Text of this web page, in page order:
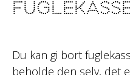
Du kan gi bort
beholde den selv, det